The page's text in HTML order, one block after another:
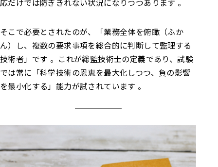
そこで必要とされたのが、「業務全体を俯瞰（ふか
ん）し、複数の要求事項を総合的に判断して監理する
技術者」です 。これが総監技術士の定義であり、試験
では常に「科学技術の恩恵を最大化しつつ、負の影響
を最小化する」能力が試されています 。